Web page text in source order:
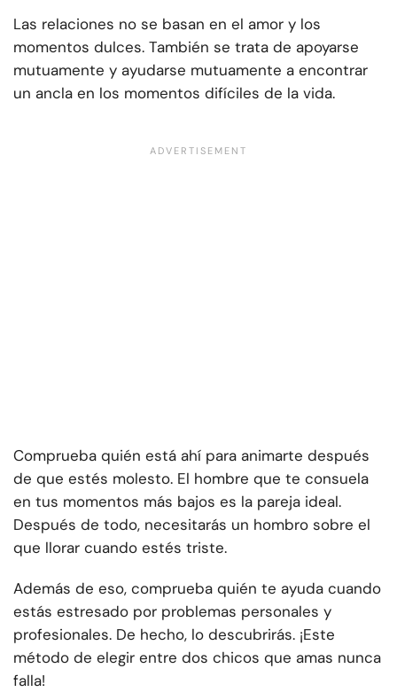
Las relaciones no se basan en el amor y los
momentos dulces. También se trata de apoyarse
mutuamente y ayudarse mutuamente a encontrar
un ancla en los momentos difíciles de la vida.
Comprueba quién está ahí para animarte después
de que estés molesto. El hombre que te consuela
en tus momentos más bajos es la pareja ideal.
Después de todo, necesitarás un hombro sobre el
que llorar cuando estés triste.
Además de eso, comprueba quién te ayuda cuando
estás estresado por problemas personales y
profesionales. De hecho, lo descubrirás. ¡Este
método de elegir entre dos chicos que amas nunca
falla!